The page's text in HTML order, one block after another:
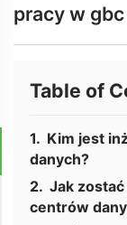
pracy w
Table of
Kim jest
danych?
Jak
centrów